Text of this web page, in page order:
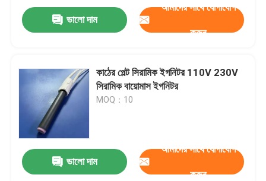
ভালো দাম
আমাদের সাথে যোগাযোগ
করুন
কাঠের পেল্ট সিরামিক ইগনিটর 110V 230V
সিরামিক বায়োমাস ইগনিটর
MOQ：10
ভালো দাম
আমাদের সাথে যোগাযোগ
করুন